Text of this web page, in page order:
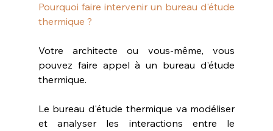
Pourquoi faire intervenir un bureau d'étude
thermique ?
Votre architecte ou vous-même, vous
pouvez faire appel à un bureau d'étude
thermique.
Le bureau d'étude thermique va modéliser
et analyser les interactions entre le